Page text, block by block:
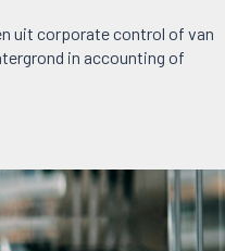
uit corporate control of van
in accounting of